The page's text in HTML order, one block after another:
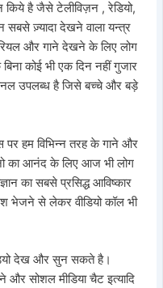
किये है जैसे टेलीविज़न , रेडियो,
सबसे ज़्यादा देखने वाला यन्त्र
और गाने देखने के लिए लोग
कोई भी एक दिन नहीं गुजार
उपलब्ध है जिसे बच्चे और बड़े
पर हम विभिन्न तरह के गाने और
का आनंद के लिए आज भी लोग
का सबसे प्रसिद्ध आविष्कार
भेजने से लेकर वीडियो कॉल भी
देख और सुन सकते है।
सोशल मीडिया चैट इत्यादि